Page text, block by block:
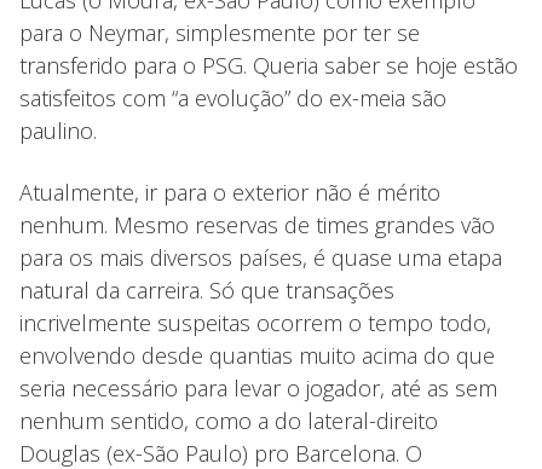
para o Neymar, simplesmente por ter se
transferido para o PSG. Queria saber se hoje estão
satisfeitos com “a evolução” do ex-meia são
paulino.
Atualmente, ir para o exterior não é mérito
nenhum. Mesmo reservas de times grandes vão
para os mais diversos países, é quase uma etapa
natural da carreira. Só que transações
incrivelmente suspeitas ocorrem o tempo todo,
envolvendo desde quantias muito acima do que
seria necessário para levar o jogador, até as sem
nenhum sentido, como a do lateral-direito
Douglas (ex-São Paulo) pro Barcelona. O